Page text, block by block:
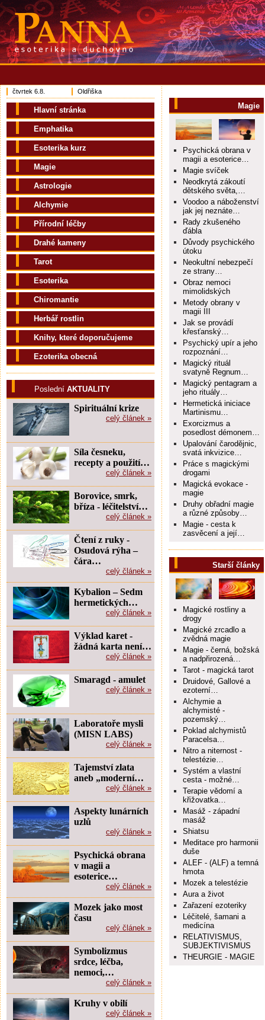
Magie
Psychická obrana v
magii a esoterice…
Magie svíček
Neodkrytá zákoutí
dětského světa,…
Voodoo a náboženství
jak jej neznáte…
Rady zkušeného
ďábla
Důvody psychického
útoku
Neokultní nebezpečí
ze strany…
Obraz nemoci
mimolidských
Metody obrany v
magii III
Jak se provádí
křesťanský…
Psychický upír a jeho
rozpoznání…
Magický rituál
svatyně Regnum…
Magický pentagram a
jeho rituály…
Hermetická iniciace
Martinismu…
Exorcizmus a
posedlost démonem…
Upalování čarodějnic,
svatá inkvizice…
Práce s magickými
drogami
Magická evokace -
magie
Druhy obřadní magie
a různé způsoby…
Magie - cesta k
zasvěcení a její…
Starší články
Magické rostliny a
drogy
Magické zrcadlo a
zvědná magie
Magie - černá, božská
a nadpřirozená…
Tarot - magická tarot
Druidové, Gallové a
ezoterní…
Alchymie a
alchymisté -
pozemský…
Poklad alchymistů
Paracelsa…
Nitro a niternost -
telestézie…
Systém a vlastní
cesta - možné…
Terapie vědomí a
křižovatka…
Masáž - západní
masáž
Shiatsu
Meditace pro harmonii
duše
ALEF - (ALF) a temná
hmota
Mozek a telestézie
Aura a život
Zařazení ezoteriky
Léčitelé, šamani a
medicína
RELATIVISMUS,
SUBJEKTIVISMUS
THEURGIE - MAGIE
čtvrtek 6.8. Oldřiška
Hlavní stránka
Emphatika
Esoterika kurz
Magie
Astrologie
Alchymie
Přírodní léčby
Drahé kameny
Tarot
Esoterika
Chiromantie
Herbář rostlin
Knihy, které doporučujeme
Ezoterika obecná
Poslední AKTUALITY
Spirituální krize
celý článek »
Síla česneku,
recepty a použití…
celý článek »
Borovice, smrk,
bříza - léčitelství…
celý článek »
Čtení z ruky -
Osudová rýha –
čára…
celý článek »
Kybalion – Sedm
hermetických…
celý článek »
Výklad karet -
žádná karta není…
celý článek »
Smaragd - amulet
celý článek »
Laboratoře mysli
(MISN LABS)
celý článek »
Tajemství zlata
aneb „moderní…
celý článek »
Aspekty lunárních
uzlů
celý článek »
Psychická obrana
v magii a
esoterice…
celý článek »
Mozek jako most
času
celý článek »
Symbolizmus
srdce, léčba,
nemoci,…
celý článek »
Kruhy v obilí
celý článek »